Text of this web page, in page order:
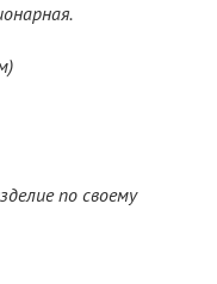
.
по своему